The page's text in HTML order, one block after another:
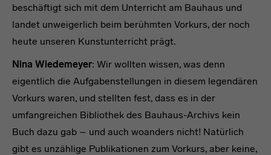
beschäftigt sich mit dem Unterricht am Bauhaus und
landet unweigerlich beim berühmten Vorkurs, der noch
heute unseren Kunstunterricht prägt.
Nina Wiedemeyer: Wir wollten wissen, was denn
eigentlich die Aufgabenstellungen in diesem legendären
Vorkurs waren, und stellten fest, dass es in der
umfangreichen Bibliothek des Bauhaus-Archivs kein
Buch dazu gab – und auch woanders nicht! Natürlich
gibt es unzählige Publikationen zum Vorkurs, aber keine,